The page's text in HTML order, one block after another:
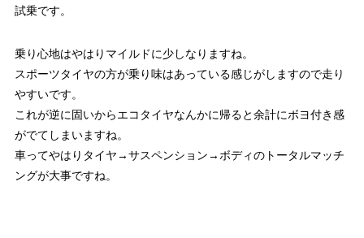
試乗です。
乗り心地はやはりマイルドに少しなりますね。
スポーツタイヤの方が乗り味はあっている感じがしますので走り
やすいです。
これが逆に固いからエコタイヤなんかに帰ると余計にボヨ付き感
がでてしまいますね。
車ってやはりタイヤ→サスペンション→ボディのトータルマッチ
ングが大事ですね。